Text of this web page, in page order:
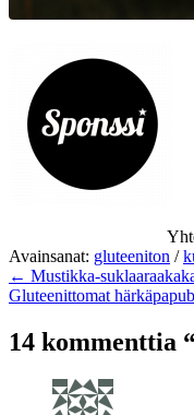
Avainsanat: gluteeniton /
← Mustikka-
Gluteenittomat
14 kommenttia